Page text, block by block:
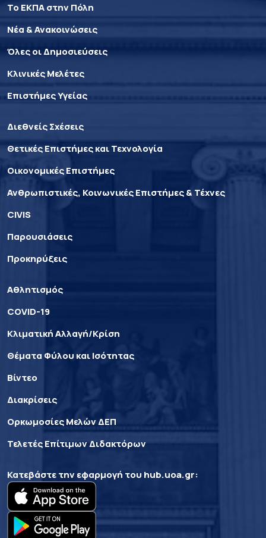
Το ΕΚΠΑ στην Πόλη
Νέα & Ανακοινώσεις
Όλες οι Δημοσιεύσεις
Κλινικές Μελέτες
Επιστήμες Υγείας
Διεθνείς Σχέσεις
Θετικές Επιστήμες και Τεχνολογία
Οικονομικές Επιστήμες
Ανθρωπιστικές, Κοινωνικές Επιστήμες & Τέχνες
CIVIS
Παρουσιάσεις
Προκηρύξεις
Αθλητισμός
COVID-19
Κλιματική Αλλαγή/Κρίση
Θέματα Φύλου και Ισότητας
Βίντεο
Διακρίσεις
Ορκωμοσίες Μελών ΔΕΠ
Τελετές Επίτιμων Διδακτόρων
Κατεβάστε την εφαρμογή του hub.uoa.gr: